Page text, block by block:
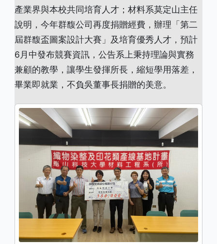
產業界與本校共同培育人才；材料系莫定山主任
說明，今年群馥公司再度捐贈經費，辦理「第二
屆群馥盃圖案設計大賽」及培育優秀人才，預計
6月中發布競賽資訊，公告系上秉持理論與實務
兼顧的教學，讓學生發揮所長，縮短學用落差，
畢業即就業，不負吳董事長捐贈的美意。